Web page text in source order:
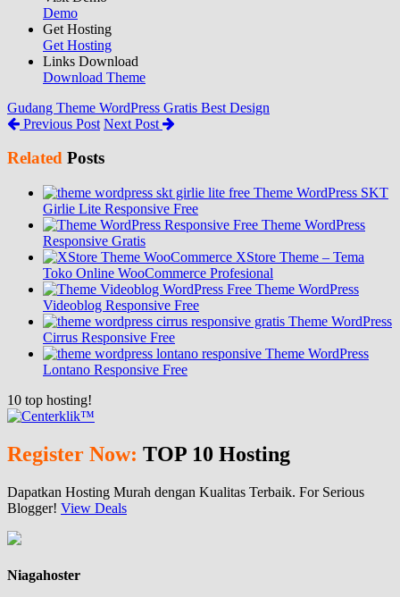
Demo
Get Hosting
Get Hosting
Links Download
Download Theme
Gudang Theme WordPress Gratis Best Design
Previous Post Next Post
Related Posts
Theme WordPress SKT
Girlie Lite Responsive Free
Theme WordPress
Responsive Gratis
XStore Theme – Tema
Toko Online WooCommerce Profesional
Theme WordPress
Videoblog Responsive Free
Theme WordPress
Cirrus Responsive Free
Theme WordPress
Lontano Responsive Free
10 top hosting!
Register Now: TOP 10 Hosting
Dapatkan Hosting Murah dengan Kualitas Terbaik. For Serious
Blogger! View Deals
Niagahoster